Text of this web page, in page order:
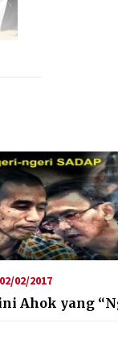
02/2017
Ahok yang